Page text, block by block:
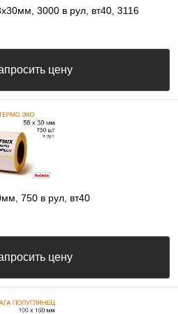
3000 в рул, вт40, 3116
цену
750 в рул, вт40
цену